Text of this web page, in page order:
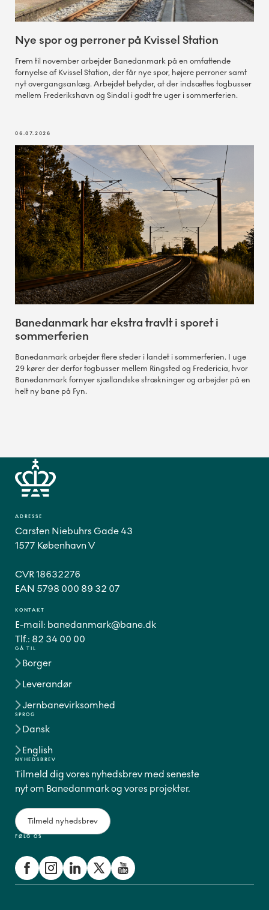
Nye spor og perroner på Kvissel Station
Frem til november arbejder Banedanmark på en omfattende
fornyelse af Kvissel Station, der får nye spor, højere perroner samt
nyt overgangsanlæg. Arbejdet betyder, at der indsættes togbusser
mellem Frederikshavn og Sindal i godt tre uger i sommerferien.
06.07.2026
Banedanmark har ekstra travlt i sporet i
sommerferien
Banedanmark arbejder flere steder i landet i sommerferien. I uge
29 kører der derfor togbusser mellem Ringsted og Fredericia, hvor
Banedanmark fornyer sjællandske strækninger og arbejder på en
helt ny bane på Fyn.
GÅ TIL
Borger
Leverandør
Jernbanevirksomhed
SPROG
Dansk
English
FØLG OS
ADRESSE
Carsten Niebuhrs Gade 43
1577 København V
CVR 18632276
EAN 5798 000 89 32 07
KONTAKT
E-mail: banedanmark@bane.dk
Tlf.: 82 34 00 00
NYHEDSBREV
Tilmeld dig vores nyhedsbrev med seneste
nyt om Banedanmark og vores projekter.
Tilmeld nyhedsbrev